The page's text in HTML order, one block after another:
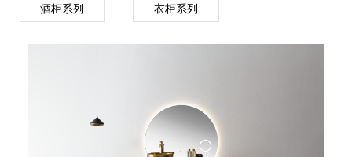
酒柜系列 衣柜系列